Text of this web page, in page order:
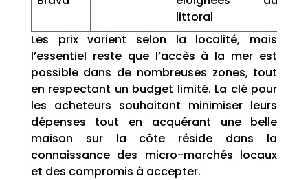
littoral
Les prix varient selon la localité, mais
l’essentiel reste que l’accès à la mer est
possible dans de nombreuses zones, tout
en respectant un budget limité. La clé pour
les acheteurs souhaitant minimiser leurs
dépenses tout en acquérant une belle
maison sur la côte réside dans la
connaissance des micro-marchés locaux
et des compromis à accepter.